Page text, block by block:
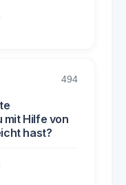
494
mit Hilfe von
hast?